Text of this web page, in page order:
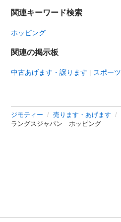
関連キーワード検索
ホッピング
関連の掲示板
中古あげます・譲ります スポーツ
ジモティー 売ります・あげます
ラングスジャパン ホッピング